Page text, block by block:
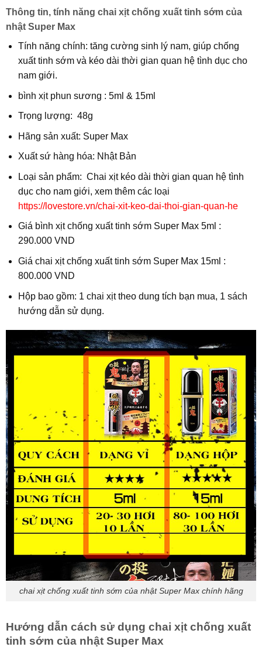
Thông tin, tính năng chai xịt chống xuất tinh sớm của
nhật Super Max
Tính năng chính: tăng cường sinh lý nam, giúp chống
xuất tinh sớm và kéo dài thời gian quan hệ tình dục cho
nam giới.
bình xịt phun sương : 5ml & 15ml
Trọng lượng: 48g
Hãng sản xuất: Super Max
Xuất sứ hàng hóa: Nhật Bản
Loại sản phẩm: Chai xịt kéo dài thời gian quan hệ tình
dục cho nam giới, xem thêm các loại
https://lovestore.vn/chai-xit-keo-dai-thoi-gian-quan-he
Giá bình xịt chống xuất tinh sớm Super Max 5ml :
290.000 VND
Giá chai xịt chống xuất tinh sớm Super Max 15ml :
800.000 VND
Hộp bao gồm: 1 chai xịt theo dung tích bạn mua, 1 sách
hướng dẫn sử dụng.
chai xịt chống xuất tinh sớm của nhật Super Max chính hãng
Hướng dẫn cách sử dụng chai xịt chống xuất
tinh sớm của nhật Super Max